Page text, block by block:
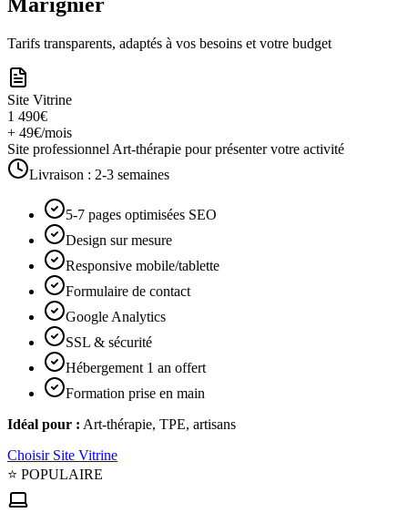
Tarifs transparents, adaptés à vos besoins et votre budget
Site Vitrine
1 490€
+ 49€/mois
Site professionnel Art-thérapie pour présenter votre activité
Livraison : 2-3 semaines
5-7 pages optimisées SEO
Design sur mesure
Responsive mobile/tablette
Formulaire de contact
Google Analytics
SSL & sécurité
Hébergement 1 an offert
Formation prise en main
Idéal pour : Art-thérapie, TPE, artisans
Choisir Site Vitrine
⭐ POPULAIRE